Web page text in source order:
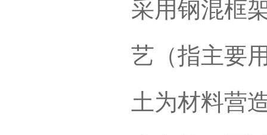
采用钢混框
艺（指主要
土为材料营